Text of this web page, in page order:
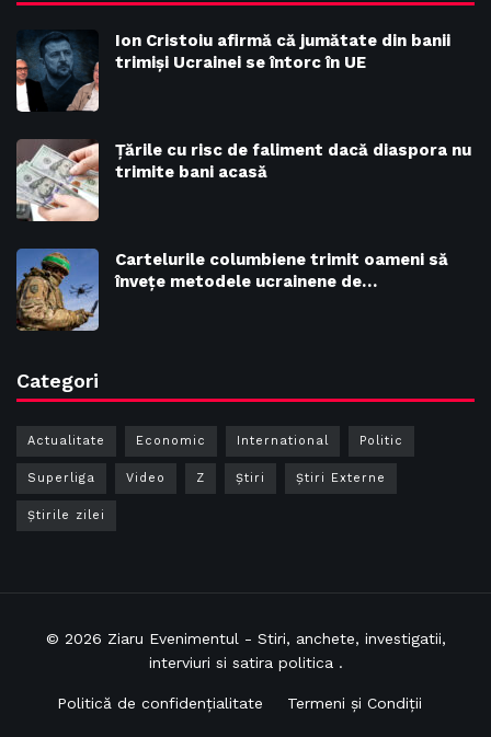
Ion Cristoiu afirmă că jumătate din banii
trimiși Ucrainei se întorc în UE
Țările cu risc de faliment dacă diaspora nu
trimite bani acasă
Cartelurile columbiene trimit oameni să
învețe metodele ucrainene de…
Categori
Actualitate Economic International Politic
Superliga Video Z Ştiri Știri Externe
Știrile zilei
© 2026 Ziaru Evenimentul - Stiri, anchete, investigatii,
interviuri si satira politica .
Politică de confidențialitate Termeni și Condiții